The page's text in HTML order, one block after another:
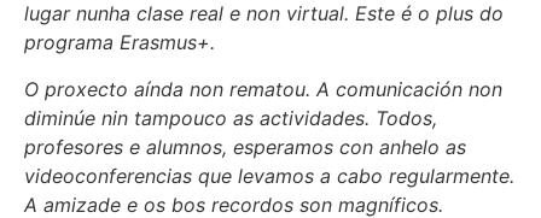
lugar nunha clase real e non virtual. Este é o plus do
programa Erasmus+.
O proxecto aínda non rematou. A comunicación non
diminúe nin tampouco as actividades. Todos,
profesores e alumnos, esperamos con anhelo as
videoconferencias que levamos a cabo regularmente.
A amizade e os bos recordos son magníficos.